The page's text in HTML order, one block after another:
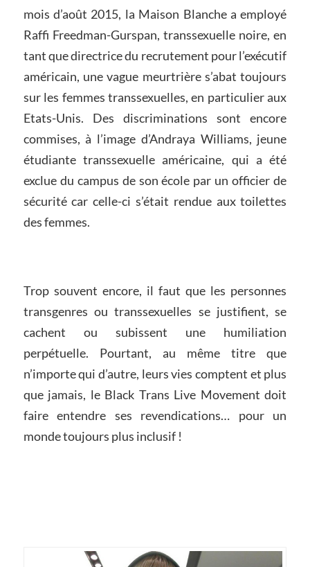
mois d’août 2015, la Maison Blanche a employé
Raffi Freedman-Gurspan, transsexuelle noire, en
tant que directrice du recrutement pour l’exécutif
américain, une vague meurtrière s’abat toujours
sur les femmes transsexuelles, en particulier aux
Etats-Unis. Des discriminations sont encore
commises, à l’image d’Andraya Williams, jeune
étudiante transsexuelle américaine, qui a été
exclue du campus de son école par un officier de
sécurité car celle-ci s’était rendue aux toilettes
des femmes.
Trop souvent encore, il faut que les personnes
transgenres ou transsexuelles se justifient, se
cachent ou subissent une humiliation
perpétuelle. Pourtant, au même titre que
n’importe qui d’autre, leurs vies comptent et plus
que jamais, le Black Trans Live Movement doit
faire entendre ses revendications… pour un
monde toujours plus inclusif !